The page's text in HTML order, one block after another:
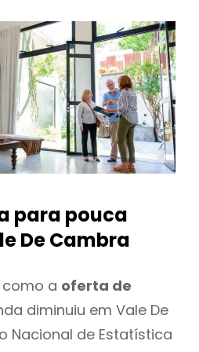
para pouca
De Cambra
a oferta de
diminuiu em Vale De
Nacional de Estatística